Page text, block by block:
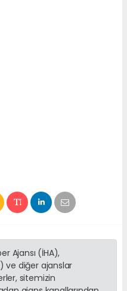
Ajansı (İHA),
ve diğer ajanslar
sitemizin